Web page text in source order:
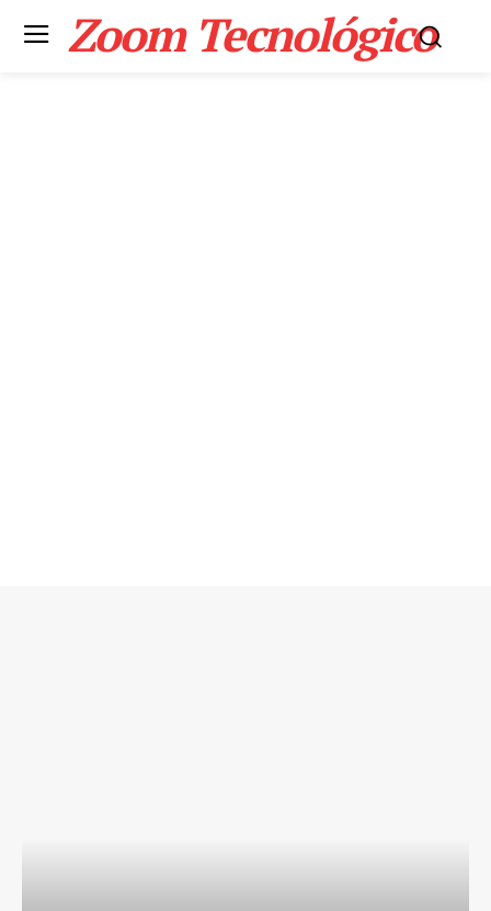
Zoom Tecnológico